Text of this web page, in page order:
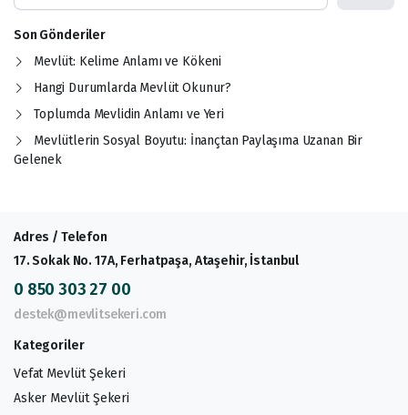
Son Gönderiler
Mevlüt: Kelime Anlamı ve Kökeni
Hangi Durumlarda Mevlüt Okunur?
Toplumda Mevlidin Anlamı ve Yeri
Mevlütlerin Sosyal Boyutu: İnançtan Paylaşıma Uzanan Bir
Gelenek
Adres / Telefon
17. Sokak No. 17A, Ferhatpaşa, Ataşehir, İstanbul
0 850 303 27 00
destek@mevlitsekeri.com
Kategoriler
Vefat Mevlüt Şekeri
Asker Mevlüt Şekeri